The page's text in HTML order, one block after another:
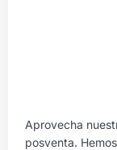
Aprovecha
posventa.